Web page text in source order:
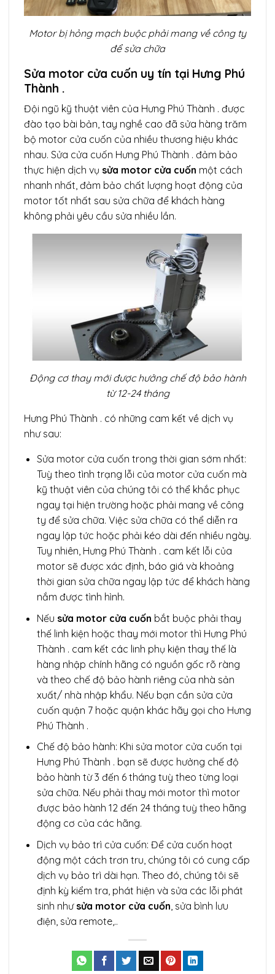
Motor bị hỏng mạch buộc phải mang về công ty
để sửa chữa
Sửa motor cửa cuốn uy tín tại Hưng Phú
Thành .
Đội ngũ kỹ thuật viên của Hưng Phú Thành . được
đào tạo bài bản, tay nghề cao đã sửa hàng trăm
bộ motor cửa cuốn của nhiều thương hiệu khác
nhau. Sửa cửa cuốn Hưng Phú Thành . đảm bảo
thực hiện dịch vụ sửa motor cửa cuốn một cách
nhanh nhất, đảm bảo chất lượng hoạt động của
motor tốt nhất sau sửa chữa để khách hàng
không phải yêu cầu sửa nhiều lần.
Động cơ thay mới được hưởng chế độ bảo hành
từ 12-24 tháng
Hưng Phú Thành . có những cam kết về dịch vụ
như sau:
Sửa motor cửa cuốn trong thời gian sớm nhất:
Tuỳ theo tình trạng lỗi của motor cửa cuốn mà
kỹ thuật viên của chúng tôi có thể khắc phục
ngay tại hiện trường hoặc phải mang về công
ty để sửa chữa. Việc sửa chữa có thể diễn ra
ngay lập tức hoặc phải kéo dài đến nhiều ngày.
Tuy nhiên, Hưng Phú Thành . cam kết lỗi của
motor sẽ được xác định, báo giá và khoảng
thời gian sửa chữa ngay lập tức để khách hàng
nắm được tình hình.
Nếu sửa motor cửa cuốn bắt buộc phải thay
thế linh kiện hoặc thay mới motor thì Hưng Phú
Thành . cam kết các linh phụ kiện thay thế là
hàng nhập chính hãng có nguồn gốc rõ ràng
và theo chế độ bảo hành riêng của nhà sản
xuất/ nhà nhập khẩu. Nếu bạn cần sửa cửa
cuốn quận 7 hoặc quận khác hãy gọi cho Hưng
Phú Thành .
Chế độ bảo hành: Khi sửa motor cửa cuốn tại
Hưng Phú Thành . bạn sẽ được hưởng chế độ
bảo hành từ 3 đến 6 tháng tuỳ theo từng loại
sửa chữa. Nếu phải thay mới motor thì motor
được bảo hành 12 đến 24 tháng tuỳ theo hãng
động cơ của các hãng.
Dịch vụ bảo trì cửa cuốn: Để cửa cuốn hoạt
động một cách trơn tru, chúng tôi có cung cấp
dịch vụ bảo trì dài hạn. Theo đó, chúng tôi sẽ
định kỳ kiểm tra, phát hiện và sửa các lỗi phát
sinh như sửa motor cửa cuốn, sửa bình lưu
điện, sửa remote,..